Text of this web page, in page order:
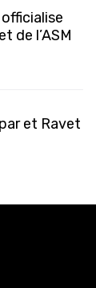
de l’ASM
et Ravet